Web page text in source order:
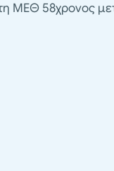
ΜΕΘ 58χρονος